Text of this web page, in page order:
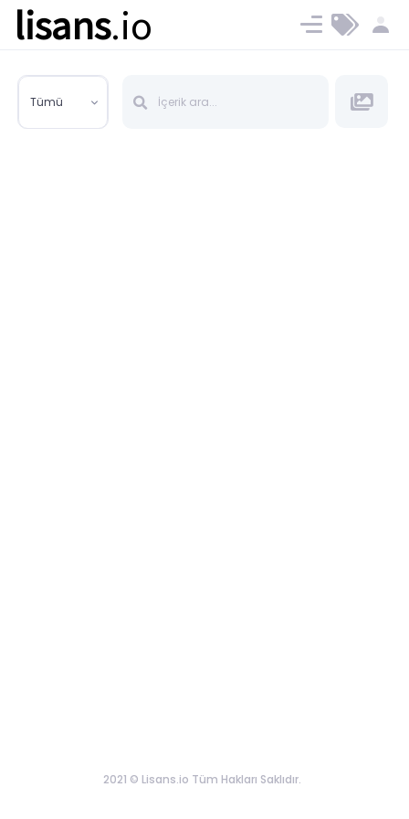
lisans.io Ücret ve Planlar
Tümü
2021 © Lisans.io Tüm Hakları Saklıdır.